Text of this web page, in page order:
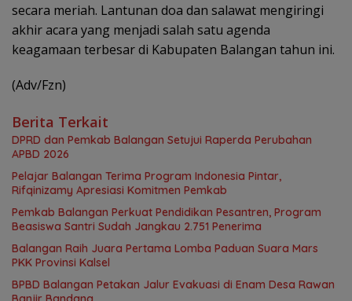
secara meriah. Lantunan doa dan salawat mengiringi
akhir acara yang menjadi salah satu agenda
keagamaan terbesar di Kabupaten Balangan tahun ini.
(Adv/Fzn)
Berita Terkait
DPRD dan Pemkab Balangan Setujui Raperda Perubahan
APBD 2026
Pelajar Balangan Terima Program Indonesia Pintar,
Rifqinizamy Apresiasi Komitmen Pemkab
Pemkab Balangan Perkuat Pendidikan Pesantren, Program
Beasiswa Santri Sudah Jangkau 2.751 Penerima
Balangan Raih Juara Pertama Lomba Paduan Suara Mars
PKK Provinsi Kalsel
BPBD Balangan Petakan Jalur Evakuasi di Enam Desa Rawan